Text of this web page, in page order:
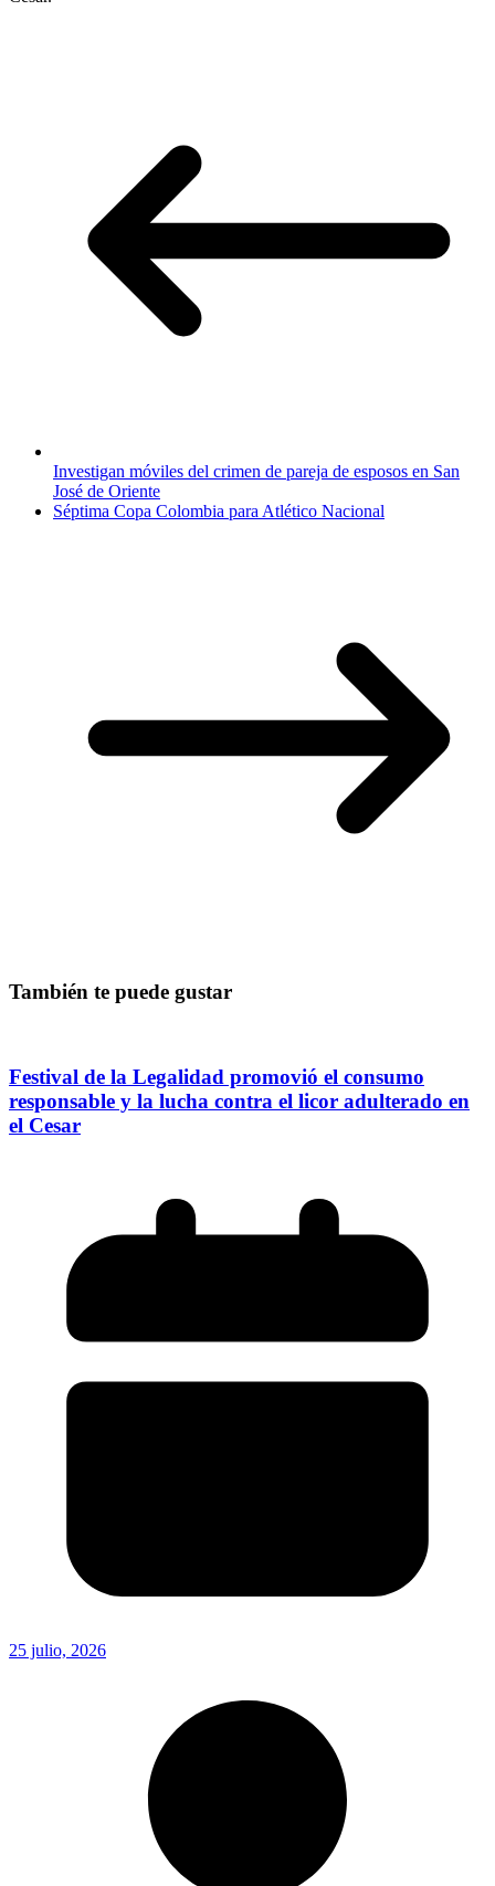
Investigan móviles del crimen de pareja de esposos en San
José de Oriente
Séptima Copa Colombia para Atlético Nacional
También te puede gustar
Festival de la Legalidad promovió el consumo
responsable y la lucha contra el licor adulterado en
el Cesar
25 julio, 2026